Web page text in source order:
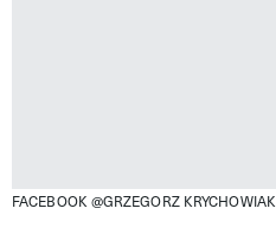
FACEBOOK @GRZEGORZ KRYCHOWIAK